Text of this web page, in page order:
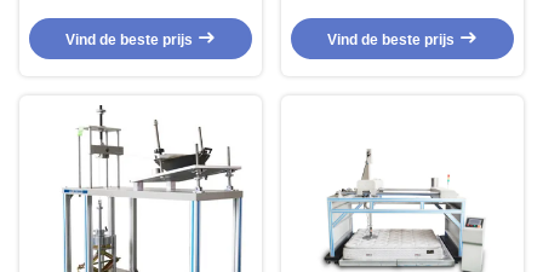
Machines/Kantoormeubilair
Uitvoerig het Testen Instrument
Vind de beste prijs
het Testen Machines voor Enig
Seat-het Materiaal hd-F762 van
Vind de beste prijs